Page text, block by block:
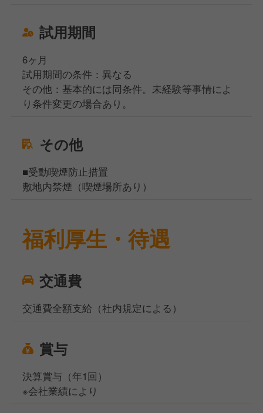
試用期間
6ヶ月
試用期間の条件：異なる
その他：基本的には同条件。未経験等事情によ
り条件変更の場合あり。
その他
■受動喫煙防止措置
敷地内禁煙（喫煙場所あり）
福利厚生・待遇
交通費
交通費全額支給（社内規定による）
賞与
決算賞与（年1回）
※会社業績により